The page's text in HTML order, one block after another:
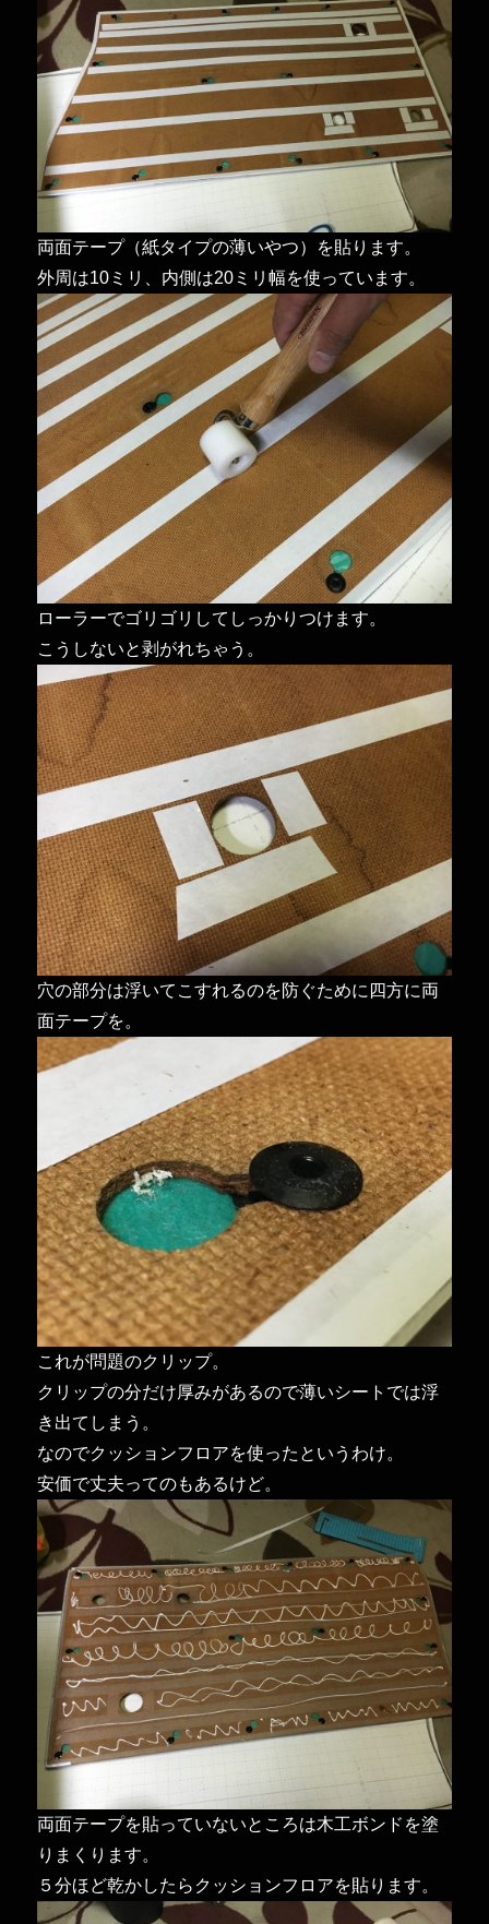
両面テープ（紙タイプの薄いやつ）を貼ります。
外周は10ミリ、内側は20ミリ幅を使っています。
ローラーでゴリゴリしてしっかりつけます。
こうしないと剥がれちゃう。
穴の部分は浮いてこすれるのを防ぐために四方に両
面テープを。
これが問題のクリップ。
クリップの分だけ厚みがあるので薄いシートでは浮
き出てしまう。
なのでクッションフロアを使ったというわけ。
安価で丈夫ってのもあるけど。
両面テープを貼っていないところは木工ボンドを塗
りまくります。
５分ほど乾かしたらクッションフロアを貼ります。